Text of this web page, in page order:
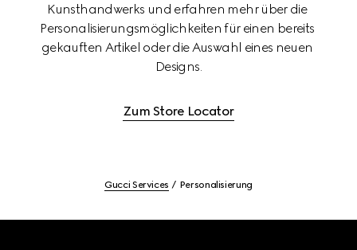
Kunsthandwerks und erfahren mehr über die
Personalisierungsmöglichkeiten für einen bereits
gekauften Artikel oder die Auswahl eines neuen
Designs.
Zum Store Locator
Gucci Services Personalisierung